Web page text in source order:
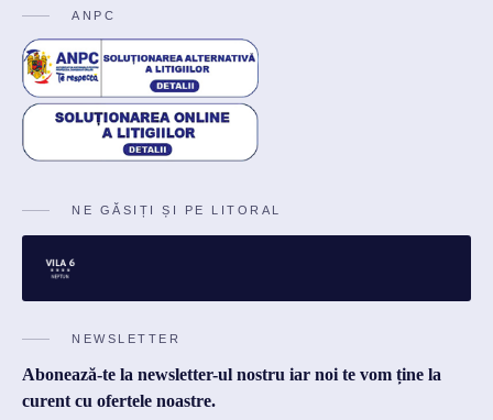
ANPC
NE GĂSIȚI ȘI PE LITORAL
NEWSLETTER
Abonează-te la newsletter-ul nostru iar noi te vom ține la
curent cu ofertele noastre.